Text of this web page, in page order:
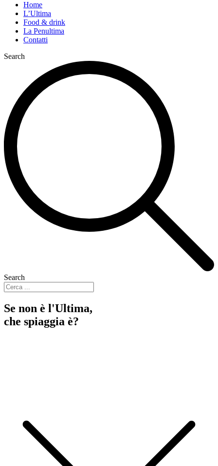
Home
L’Ultima
Food & drink
La Penultima
Contatti
Search
Search
Se non è l'Ultima,
che spiaggia è?